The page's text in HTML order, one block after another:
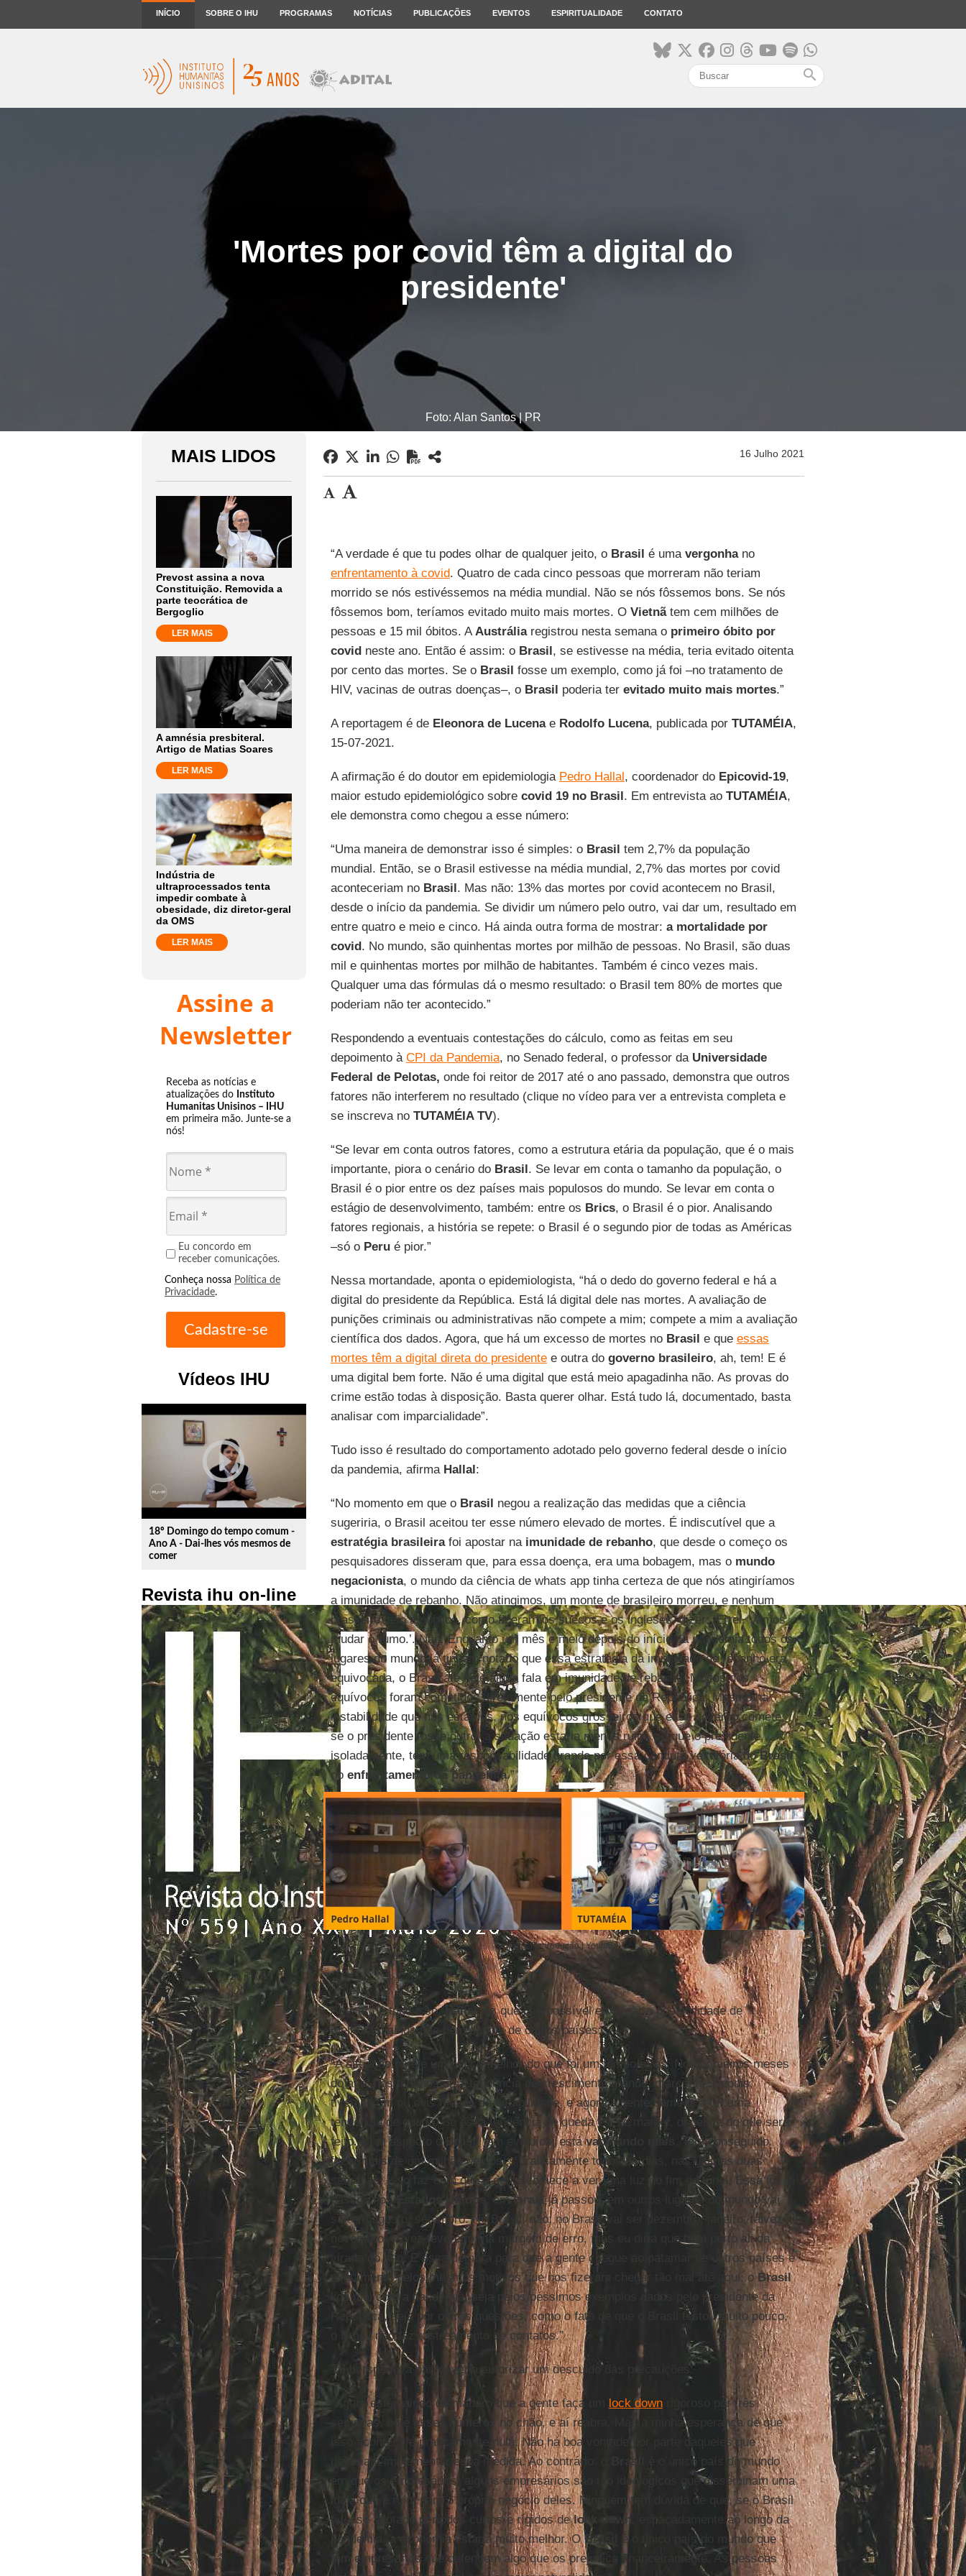
INÍCIO SOBRE O IHU PROGRAMAS NOTÍCIAS PUBLICAÇÕES EVENTOS ESPIRITUALIDADE CONTATO
search
'Mortes por covid têm a digital do
presidente'
Foto: Alan Santos | PR
MAIS LIDOS
Prevost assina a nova
Constituição. Removida a
parte teocrática de
Bergoglio
LER MAIS
A amnésia presbiteral.
Artigo de Matias Soares
LER MAIS
Indústria de
ultraprocessados tenta
impedir combate à
obesidade, diz diretor-geral
da OMS
LER MAIS
Assine a
Newsletter
Receba as notícias e
atualizações do Instituto
Humanitas Unisinos – IHU
em primeira mão. Junte-se a
nós!
Eu concordo em
receber comunicações.
Conheça nossa Política de
Privacidade.
Vídeos IHU
play_circle_outline
18º Domingo do tempo comum -
Ano A - Dai-lhes vós mesmos de
comer
Revista ihu on-line
16 Julho 2021
“A verdade é que tu podes olhar de qualquer jeito, o Brasil é uma vergonhano
enfrentamento à covid. Quatro de cada cinco pessoas que morreram não teriam
morrido se nós estivéssemos na média mundial. Não se nós fôssemos bons. Se nós
fôssemos bom, teríamos evitado muito mais mortes. O Vietnãtem cem milhões de
pessoas e 15 mil óbitos. AAustráliaregistrou nesta semana o primeiro óbito por
covidneste ano. Então é assim: o Brasil, se estivesse na média, teria evitado oitenta
por cento das mortes. Se o Brasil fosse um exemplo, como já foi –no tratamento de
HIV, vacinas de outras doenças–, o Brasil poderia ter evitado muito mais mortes.”
A reportagem é de Eleonora de Lucenae Rodolfo Lucena, publicada por TUTAMÉIA,
15-07-2021.
A afirmação é do doutor em epidemiologia Pedro Hallal, coordenador do Epicovid-19,
maior estudo epidemiológico sobre covid 19 no Brasil. Em entrevista ao TUTAMÉIA,
ele demonstra como chegou a esse número:
“Uma maneira de demonstrar isso é simples: o Brasil tem 2,7% da população
mundial. Então, se o Brasil estivesse na média mundial, 2,7% das mortes por covid
aconteceriam no Brasil. Mas não: 13% das mortes por covid acontecem no Brasil,
desde o início da pandemia. Se dividir um número pelo outro, vai dar um, resultado em
entre quatro e meio e cinco. Há ainda outra forma de mostrar: a mortalidade por
covid. No mundo, são quinhentas mortes por milhão de pessoas. No Brasil, são duas
mil e quinhentas mortes por milhão de habitantes. Também é cinco vezes mais.
Qualquer uma das fórmulas dá o mesmo resultado: o Brasil tem 80% de mortes que
poderiam não ter acontecido.”
Respondendo a eventuais contestações do cálculo, como as feitas em seu
depoimento à CPI da Pandemia, no Senado federal, o professor da Universidade
Federal de Pelotas, onde foi reitor de 2017 até o ano passado, demonstra que outros
fatores não interferem no resultado (clique no vídeo para ver a entrevista completa e
se inscreva no TUTAMÉIA TV).
“Se levar em conta outros fatores, como a estrutura etária da população, que é o mais
importante, piora o cenário do Brasil. Se levar em conta o tamanho da população, o
Brasil é o pior entre os dez países mais populosos do mundo. Se levar em conta o
estágio de desenvolvimento, também: entre os Brics, o Brasil é o pior. Analisando
fatores regionais, a história se repete: o Brasil é o segundo pior de todas as Américas
–só o Perué pior.”
Nessa mortandade, aponta o epidemiologista, “há o dedo do governo federal e há a
digital do presidente da República. Está lá digital dele nas mortes. A avaliação de
punições criminais ou administrativas não compete a mim; compete a mim a avaliação
científica dos dados. Agora, que há um excesso de mortes no Brasil e que essas
mortes têm a digital direta do presidentee outra do governo brasileiro, ah, tem! E é
uma digital bem forte. Não é uma digital que está meio apagadinha não. As provas do
crime estão todas à disposição. Basta querer olhar. Está tudo lá, documentado, basta
analisar com imparcialidade”.
Tudo isso é resultado do comportamento adotado pelo governo federal desde o início
da pandemia, afirma Hallal:
“No momento em que o Brasil negou a realização das medidas que a ciência
sugeriria, o Brasil aceitou ter esse número elevado de mortes. É indiscutível que a
estratégia brasileirafoi apostar na imunidade de rebanho, que desde o começo os
pesquisadores disseram que, para essa doença, era uma bobagem, mas o mundo
negacionista, o mundo da ciência de whats app tinha certeza de que nós atingiríamos
a imunidade de rebanho. Não atingimos, um monte de brasileiro morreu, e nenhum
brasileiro veio a público, como fizeram os suecos e os ingleses, dizer: ‘Errei. Vamos
mudar o rumo.’. Não. Enquanto um mês e meio depois do início da pandemia todos os
lugares do mundo já tinham notado que essa estratégia da imunidade de rebanho era
equivocada, o Brasil até hoje ainda fala em imunidade de rebanho. Muitos dos
equívocos foram cometidos diretamente pelo presidente da República. Mesmo na
instabilidade que nós estamos, nos equívocos grosseiros que esse governo comete,
se o presidente fosse outro, a situação estaria menos ruim, porque o presidente,
isoladamente, tem uma responsabilidade grande por essa conduta vexatória doBrasil
noenfrentamento da pandemia.”
(Foto: Reprodução | Youtube)
Apesar de tudo isso,Hallaldiz que já é possível enxergar a possibilidade de
melhoras, ainda que bem depois de outros países:
“A situação hoje é um pouco melhor do que foi um tempo atrás. Nos primeiros meses
do ano, nós tivemos uma tendência de crescimento grande, marcante. Depois,
tivemos um ou dois meses de estabilidade, e agora a gente começa a ter uma
tendência de queda. Se essa tendência de queda vai se manter, depende do que será
feito. Num aspecto oBrasiltem evoluído: estávacinando mais
. Tem conseguido
fazer mais de um milhão de doses praticamente todos os dias, nas últimas duas
semanas. Isso faz com que a gente comece a ver uma luz no fim do túnel. Essa luz já
passou nos
Estados Unidos , emIsraeljá passou; em outros lugares do mundo vai
ser em agosto, setembro. No Brasil, não; no Brasil vai ser dezembro, janeiro, talvez
novembro, talvez fevereiro, na margem de erro, mas eu diria que bem perto ali da
virada do ano. E essa demora para que a gente chegue ao patamar de outros países é
exatamente pelos mesmos motivos que nos fizeram chegar tão mal até aqui: oBrasil
lida mal com a pandemia, seja pelos péssimos exemplos dados pelo presidente da
República, seja por outras questões, como o fato de que o Brasil testou muito pouco,
o Brasil não fez rastreamento de contatos.”
Tal perspectiva não deveria autorizar um descuido das precauções:
“Agora está caindo de maduro que a gente faça um lock downrigoroso por três
semanas, bote esses números no chão, e aí reabra. Mas a minha esperança de que
isso aconteça é praticamente nula. Não há boa vontade por parte daqueles que
deveriam implementar essa medida. Ao contrário: o
Brasil
é o único país do mundo
em que os empresários, alguns empresários são tão ideológicos que disseminam uma
ideia que é ruim para o próprio negócio deles. Ninguém tem dúvida de que, se o Brasil
tivesse adotado períodos curtos e rígidos delock down
, espaçadamente ao longo da
pandemia, a economia estaria muito melhor. OBrasil
é o único país do mundo que
tem empresários que defendem algo que os prejudica financeiramente. As pessoas